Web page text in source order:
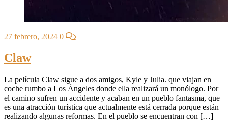
27 febrero, 2024 0
Claw
La película Claw sigue a dos amigos, Kyle y Julia. que viajan en
coche rumbo a Los Ángeles donde ella realizará un monólogo. Por
el camino sufren un accidente y acaban en un pueblo fantasma, que
es una atracción turística que actualmente está cerrada porque están
realizando algunas reformas. En el pueblo se encuentran con […]